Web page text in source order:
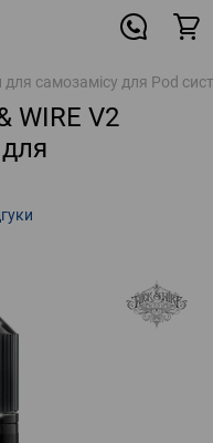
самозамісу для Pod
WIRE V2